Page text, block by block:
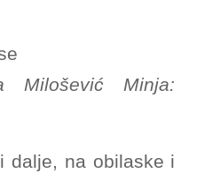
Milošević Minja:
dalje, na obilaske i